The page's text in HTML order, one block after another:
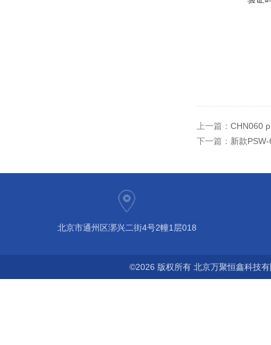
上一篇： CHN060
下一篇： 新款
北京市通州区漷兴二街4号2幢1层018
©2026 版权所有 北京万聚恒鑫科技